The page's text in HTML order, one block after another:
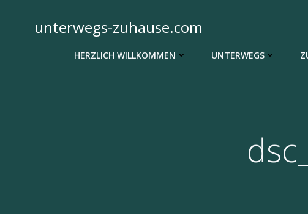
springenunterwegs-zuhause.com
HERZLICH WILLKOMMEN UNTERWEGS